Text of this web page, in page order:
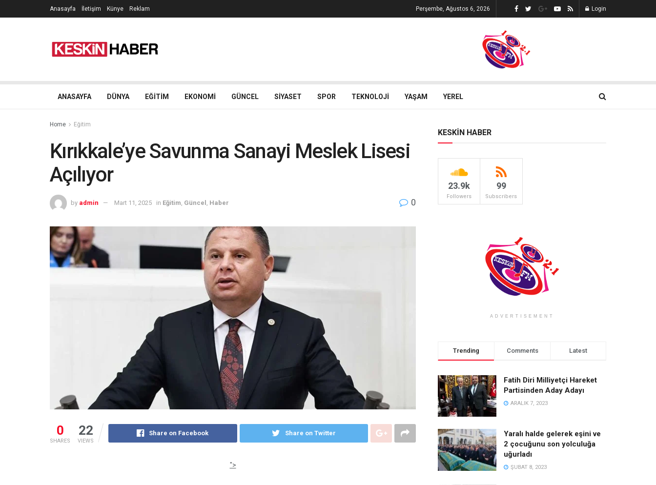
Anasayfa İletişim Künye Reklam Perşembe, Ağustos 6, 2026 Login
ANASAYFA DÜNYA EĞITIM EKONOMI GÜNCEL SIYASET SPOR TEKNOLOJI YAŞAM YEREL
Home Eğitim
Kırıkkale’ye Savunma Sanayi Meslek Lisesi
Açılıyor
by admin Mart 11, 2025 in Eğitim Güncel Haber 0
0
SHARES
22
VIEWS
Share on Facebook Share on Twitter
">
KESKİN HABER
23.9k
Followers
99
Subscribers
ADVERTISEMENT
Trending Comments Latest
Fatih Diri Milliyetçi Hareket
Partisinden Aday Adayı
ARALIK 7, 2023
Yaralı halde gelerek eşini ve
2 çocuğunu son yolculuğa
uğurladı
ŞUBAT 8, 2023